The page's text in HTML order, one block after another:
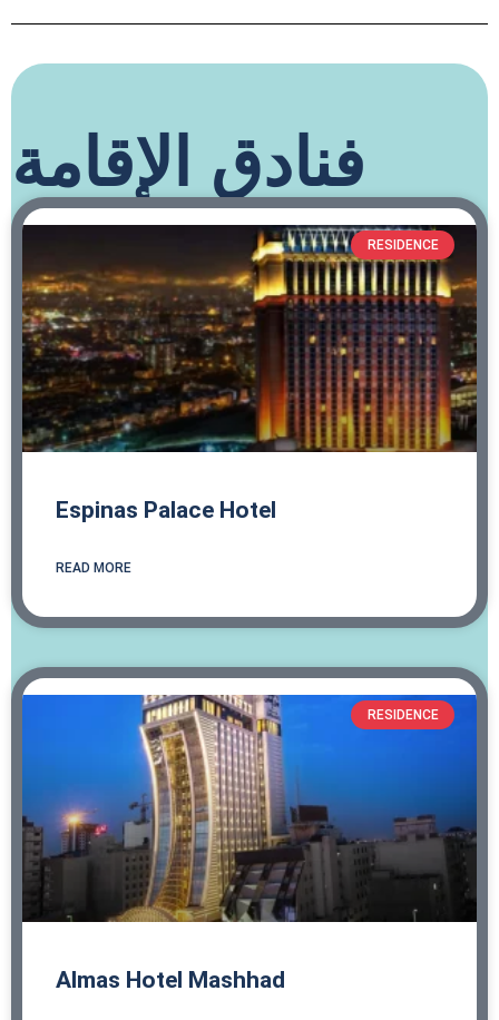
فنادق الإقامة
RESIDENCE
Espinas Palace Hotel
READ MORE
RESIDENCE
Almas Hotel Mashhad